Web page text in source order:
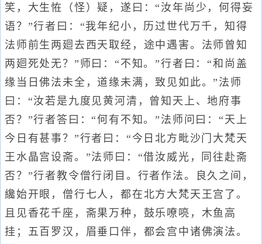
笑，大生恠（怪）疑，遂曰：“汝年尚少，何得妄
语？”行者曰：“我年纪小，历过世代万千，知得
法师前生两廻去西天取经，途中遇害。法师曾知
两廻死处无？”师曰：“不知。”行者曰：“和尚盖
缘当日佛法未全，道缘未满，致见如此。”法师
曰：“汝若是九度见黄河清，曾知天上、地府事
否？”行者答曰：“何有不知。”法师问曰：“天上
今日有甚事？”行者曰：“今日北方毗沙门大梵天
王水晶宫设斋。”法师曰：“借汝威光，同往赴斋
否？”行者教令僧行闭目。行者作法。良久之间，
纔始开眼，僧行七人，都在北方大梵天王宫了。
且见香花千座，斋果万种，鼓乐嘹喨，木鱼高
挂；五百罗汉，眉垂口伴，都会宫中诸佛演法。